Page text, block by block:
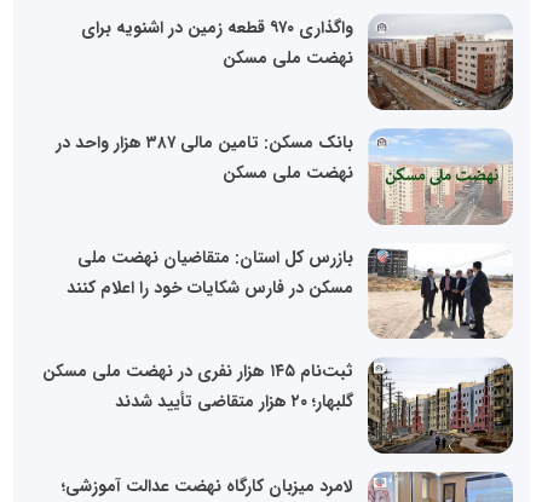
واگذاری ۹۷۰ قطعه زمین در اشنویه برای
نهضت ملی مسکن
بانک مسکن: تامین مالی ۳۸۷ هزار واحد در
نهضت ملی مسکن
بازرس کل استان: متقاضیان نهضت ملی
مسکن در فارس شکایات خود را اعلام کنند
ثبت‌نام ۱۴۵ هزار نفری در نهضت ملی مسکن
گلبهار؛ ۲۰ هزار متقاضی تأیید شدند
لامرد میزبان کارگاه نهضت عدالت آموزشی؛